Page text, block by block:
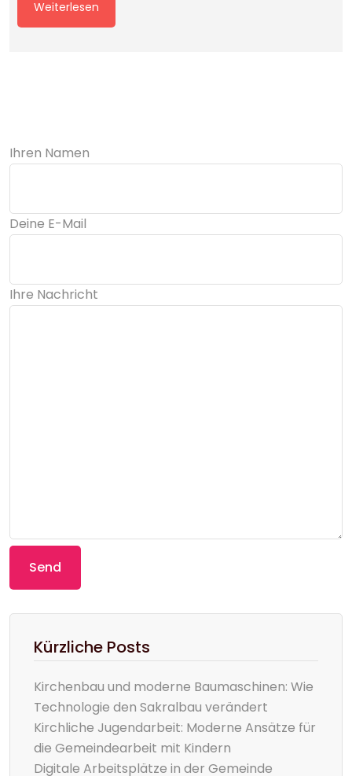
Ihren Namen
Deine E-Mail
Ihre Nachricht
Kürzliche Posts
Kirchenbau und moderne Baumaschinen: Wie
Technologie den Sakralbau verändert
Kirchliche Jugendarbeit: Moderne Ansätze für
die Gemeindearbeit mit Kindern
Digitale Arbeitsplätze in der Gemeinde